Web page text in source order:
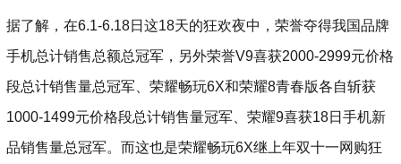
据了解，在6.1-6.18日这18天的狂欢夜中，荣誉夺得我国品牌
手机总计销售总额总冠军，另外荣誉V9喜获2000-2999元价格
段总计销售量总冠军、荣耀畅玩6X和荣耀8青春版各自斩获
1000-1499元价格段总计销售量冠军、荣耀9喜获18日手机新
品销售量总冠军。而这也是荣耀畅玩6X继上年双十一网购狂